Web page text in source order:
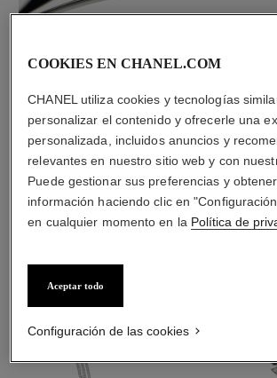
DESCUBRA
COOKIES EN CHANEL.COM
CHANEL utiliza cookies y tecnologías
personalizar el contenido y ofrecerle una
personalizada, incluidos anuncios y
relevantes en nuestro sitio web y con
Puede gestionar sus preferencias y
información haciendo clic en
en cualquier momento en la Política de
Aceptar todo
Configuración de las cookies